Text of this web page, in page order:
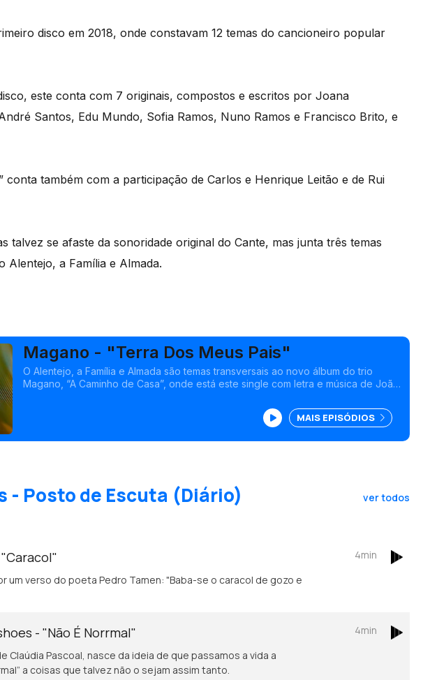
disco em 2018, onde constavam 12 temas do cancioneiro popular
este conta com 7 originais, compostos e escritos por Joana
Santos, Edu Mundo, Sofia Ramos, Nuno Ramos e Francisco Brito, e
conta também com a participação de Carlos e Henrique Leitão e de Rui
talvez se afaste da sonoridade original do Cante, mas junta três temas
Alentejo, a Família e Almada.
Magano - "Terra Dos Meus Pais"
O Alentejo, a Família e Almada são temas transversais ao novo álbum do trio
Magano, “A Caminho de Casa”, onde está este single com letra e música de João
MAIS EPISÓDIOS
- Posto de Escuta (Diário) ver todos
e
4min
- "Não É Norrmal"
Claúdia Pascoal, nasce da ideia de que passamos a vida a
a coisas que talvez não o sejam assim tanto.
4min